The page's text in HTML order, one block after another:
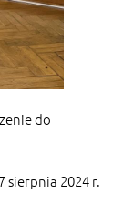
do
sierpnia 2024 r.